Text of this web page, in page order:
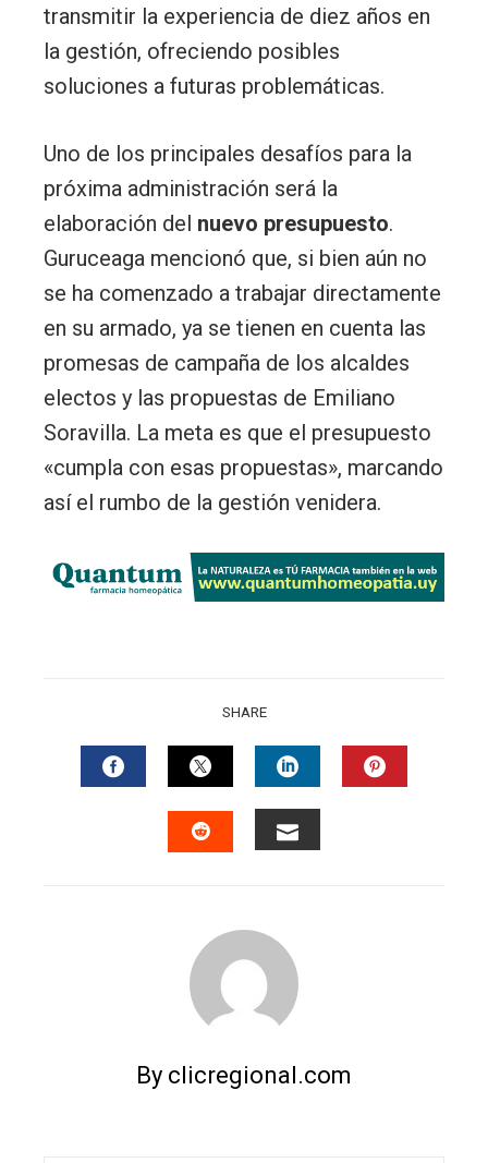
transmitir la experiencia de diez años en
la gestión, ofreciendo posibles
soluciones a futuras problemáticas.
Uno de los principales desafíos para la
próxima administración será la
elaboración del nuevo presupuesto.
Guruceaga mencionó que, si bien aún no
se ha comenzado a trabajar directamente
en su armado, ya se tienen en cuenta las
promesas de campaña de los alcaldes
electos y las propuestas de Emiliano
Soravilla. La meta es que el presupuesto
«cumpla con esas propuestas», marcando
así el rumbo de la gestión venidera.
SHARE
FACEBOOKTWITTERLINKEDIN
By clicregional.com